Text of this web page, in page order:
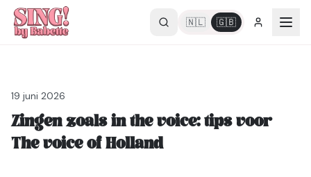
🇳🇱 🇬🇧
19 juni 2026
Zingen zoals in the voice: tips voor
The voice of Holland